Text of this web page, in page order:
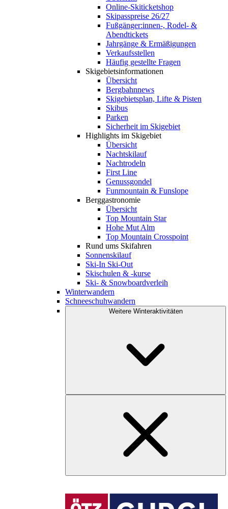
Online-Skiticketshop
Skipasspreise 26/27
Fußgänger:innen-, Rodel- &
Abendtickets
Jahrgänge & Ermäßigungen
Verkaufsstellen
Häufig gestellte Fragen
Skigebiets­informationen
Übersicht
Bergbahnnews
Skigebietsplan, Lifte & Pisten
Skibus
Parken
Sicherheit im Skigebiet
Highlights im Skigebiet
Übersicht
Nachtskilauf
Nachtrodeln
First Line
Genussgondel
Funmountain & Funslope
Berggastronomie
Übersicht
Top Mountain Star
Hohe Mut Alm
Top Mountain Crosspoint
Rund ums Skifahren
Sonnenskilauf
Ski-In Ski-Out
Skischulen & -kurse
Ski- & Snowboardverleih
Winterwandern
Schneeschuhwandern
Weitere Winteraktivitäten